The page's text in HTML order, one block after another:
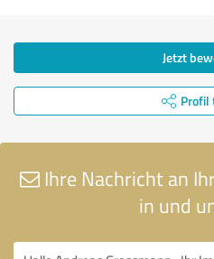
Jetzt
Profil
Ihre Nachricht an
in und